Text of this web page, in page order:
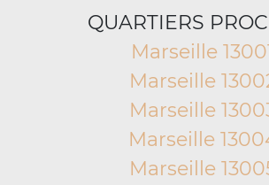
QUARTIERS
Marseille
Marseille
Marseille
Marseille
Marseille